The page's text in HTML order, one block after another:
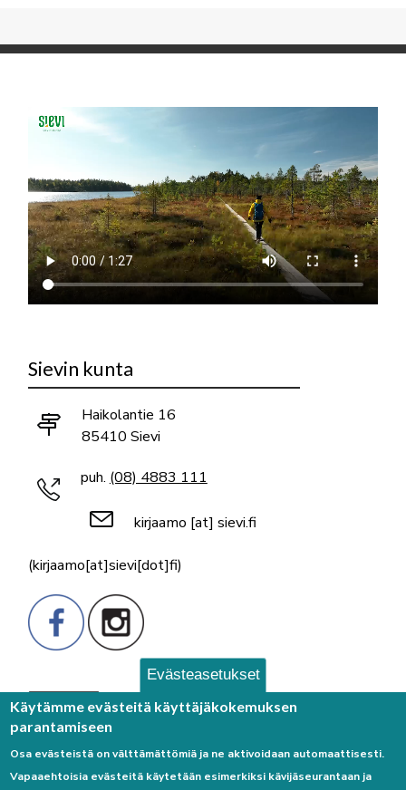
Sievin kunta
Haikolantie 16
85410 Sievi
puh. (08) 4883 111
kirjaamo [at] sievi.fi
(kirjaamo[at]sievi[dot]fi)
Palaute
Evästeasetukset
Käytämme evästeitä käyttäjäkokemuksen
parantamiseen
Osa evästeistä on välttämättömiä ja ne aktivoidaan automaattisesti.
Vapaaehtoisia evästeitä käytetään esimerkiksi kävijäseurantaan ja